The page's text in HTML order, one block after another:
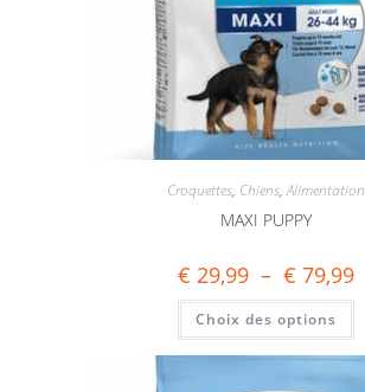
Croquettes, Chiens,Alimentation
MAXI PUPPY
€ 29,99 – € 79,99
Choix des options